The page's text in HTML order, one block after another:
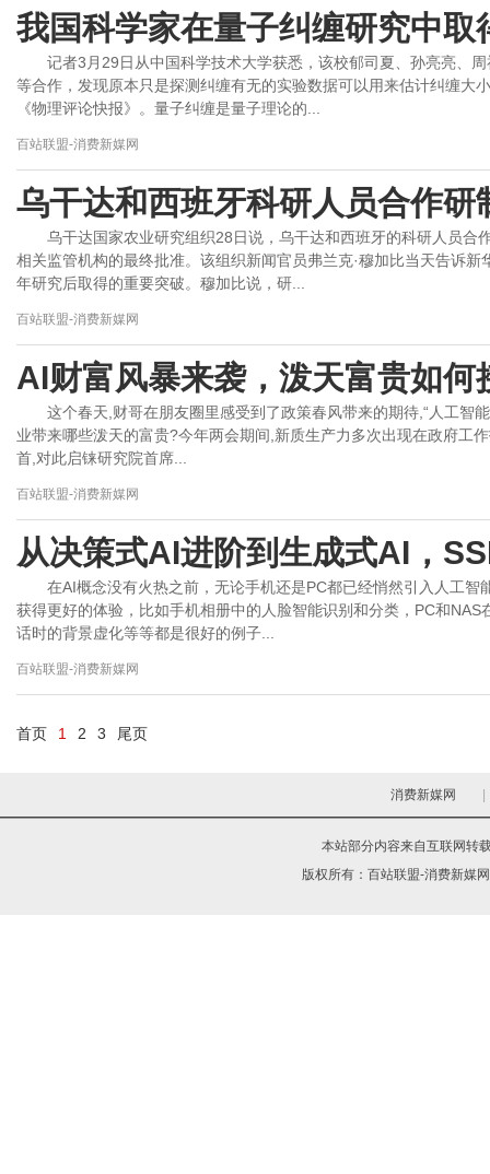
我国科学家在量子纠缠研究中取
记者3月29日从中国科学技术大学获悉，该校郁司夏、孙亮亮、
等合作，发现原本只是探测纠缠有无的实验数据可以用来估计纠缠大
《物理评论快报》。量子纠缠是量子理论的...
百站联盟-消费新媒网
乌干达和西班牙科研人员合作研
乌干达国家农业研究组织28日说，乌干达和西班牙的科研人员合
相关监管机构的最终批准。该组织新闻官员弗兰克·穆加比当天告诉
年研究后取得的重要突破。穆加比说，研...
百站联盟-消费新媒网
AI财富风暴来袭，泼天富贵如何
这个春天,财哥在朋友圈里感受到了政策春风带来的期待,“人工智
业带来哪些泼天的富贵?今年两会期间,新质生产力多次出现在政府工
首,对此启铼研究院首席...
百站联盟-消费新媒网
从决策式AI进阶到生成式AI，
在AI概念没有火热之前，无论手机还是PC都已经悄然引入人工
获得更好的体验，比如手机相册中的人脸智能识别和分类，PC和
话时的背景虚化等等都是很好的例子...
百站联盟-消费新媒网
首页 1 2 3 尾页
消费新媒网
本站部分内容来自互联网转
版权所有： 百站联盟-消费新媒网